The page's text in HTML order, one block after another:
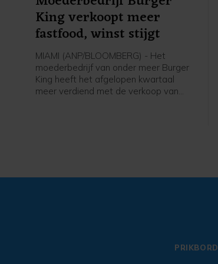
King verkoopt meer
fastfood, winst stijgt
MIAMI (ANP/BLOOMBERG) - Het
moederbedrijf van onder meer Burger
King heeft het afgelopen kwartaal
meer verdiend met de verkoop van
PRIKBORD